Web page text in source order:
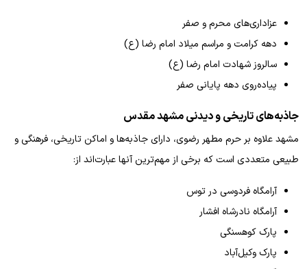
عزاداری‌های محرم و صفر
دهه کرامت و مراسم میلاد امام رضا (ع)
سالروز شهادت امام رضا (ع)
پیاده‌روی دهه پایانی صفر
جاذبه‌های تاریخی و دیدنی مشهد مقدس
مشهد علاوه بر حرم مطهر رضوی، دارای جاذبه‌ها و اماکن تاریخی، فرهنگی و
طبیعی متعددی است که برخی از مهم‌ترین آنها عبارت‌اند از:
آرامگاه فردوسی در توس
آرامگاه نادرشاه افشار
پارک کوهسنگی
پارک وکیل‌آباد